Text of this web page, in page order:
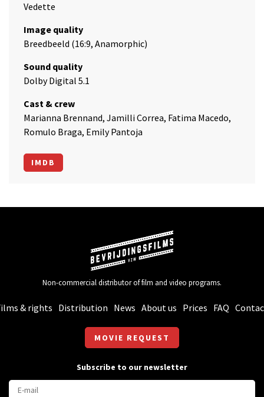
Vedette
Image quality
Breedbeeld (16:9, Anamorphic)
Sound quality
Dolby Digital 5.1
Cast & crew
Marianna Brennand, Jamilli Correa, Fatima Macedo,
Romulo Braga, Emily Pantoja
IMDB
Non-commercial distributor of film and video programs.
& rights Distribution News About us Prices FAQ
MOVIE REQUEST
Subscribe to our newsletter